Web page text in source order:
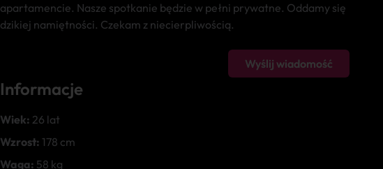
apartamencie. Nasze spotkanie będzie w pełni prywatne. Oddamy się
dzikiej namiętności. Czekam z niecierpliwością.
Wyślij wiadomość
Informacje
Wiek: 26 lat
Wzrost: 178 cm
Waga: 58 kg